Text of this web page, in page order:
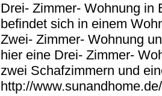
Drei- Zimmer- Wohnung in
befindet sich in einem
Zwei- Zimmer- Wohnung
hier eine Drei- Zimmer-
zwei Schafzimmern und
http://